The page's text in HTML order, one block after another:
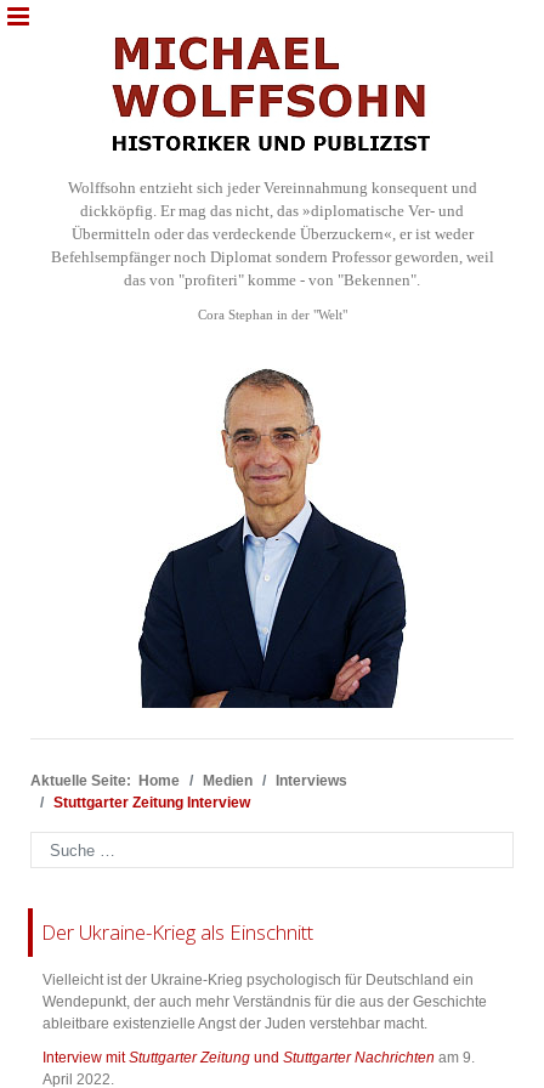
Wolffsohn entzieht sich jeder Vereinnahmung konsequent und
dickköpfig. Er mag das nicht, das »diplomatische Ver- und
Übermitteln oder das verdeckende Überzuckern«, er ist weder
Befehlsempfänger noch Diplomat sondern Professor geworden, weil
das von "profiteri" komme - von "Bekennen".
Cora Stephan in der "Welt"
Aktuelle Seite: Home Medien
Interviews
Stuttgarter Zeitung Interview
Suchen
Der Ukraine-Krieg als Einschnitt
Vielleicht ist der Ukraine-Krieg psychologisch für Deutschland ein
Wendepunkt, der auch mehr Verständnis für die aus der Geschichte
ableitbare existenzielle Angst der Juden verstehbar macht.
Interview mitStuttgarter Zeitung und Stuttgarter Nachrichten am 9.
April 2022.